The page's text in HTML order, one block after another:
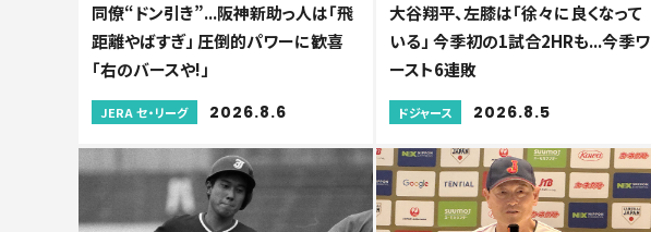
同僚“ドン引き”...阪神新助っ人は「飛
距離やばすぎ」 圧倒的パワーに歓喜
「右のバースや!」
JERA セ・リーグ 2026.8.6
大谷翔平、左膝は「徐々に良くなって
いる」 今季初の1試合2HRも...今季ワ
ースト6連敗
ドジャース 2026.8.5